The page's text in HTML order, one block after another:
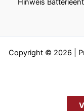
Hinweis
Copyright © 2026 |